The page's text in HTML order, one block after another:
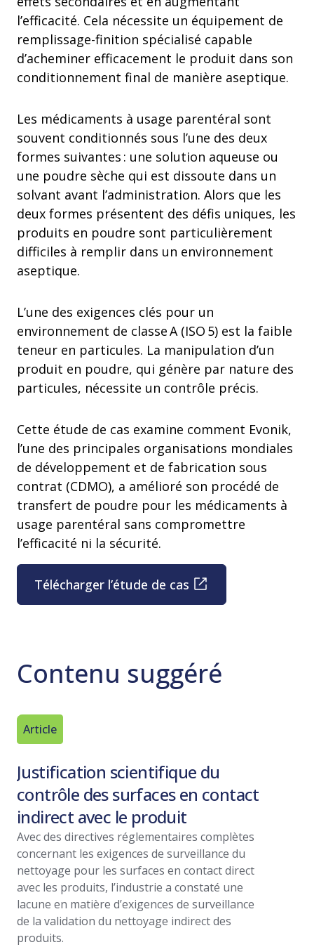
l’efficacité. Cela nécessite un équipement de
remplissage-finition spécialisé capable
d’acheminer efficacement le produit dans son
conditionnement final de manière aseptique.
Les médicaments à usage parentéral sont
souvent conditionnés sous l’une des deux
formes suivantes : une solution aqueuse ou
une poudre sèche qui est dissoute dans un
solvant avant l’administration. Alors que les
deux formes présentent des défis uniques, les
produits en poudre sont particulièrement
difficiles à remplir dans un environnement
aseptique.
L’une des exigences clés pour un
environnement de classe A (ISO 5) est la faible
teneur en particules. La manipulation d’un
produit en poudre, qui génère par nature des
particules, nécessite un contrôle précis.
Cette étude de cas examine comment Evonik,
l’une des principales organisations mondiales
de développement et de fabrication sous
contrat (CDMO), a amélioré son procédé de
transfert de poudre pour les médicaments à
usage parentéral sans compromettre
l’efficacité ni la sécurité.
Télécharger l’étude de cas
Contenu suggéré
Article
Justification scientifique du
contrôle des surfaces en contact
indirect avec le produit
Avec des directives réglementaires complètes
concernant les exigences de surveillance du
nettoyage pour les surfaces en contact direct
avec les produits, l’industrie a constaté une
lacune en matière d’exigences de surveillance
de la validation du nettoyage indirect des
produits.